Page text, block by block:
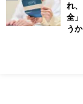
れ
全
う